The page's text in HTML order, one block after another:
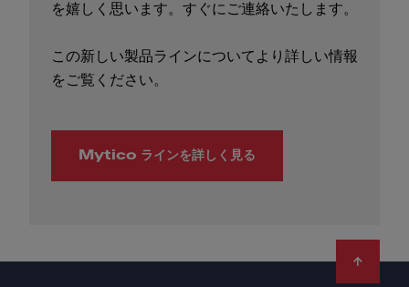
を嬉しく思います。すぐにご連絡いたします。
この新しい製品ラインについてより詳しい情報
をご覧ください。
Mytico ラインを詳しく見る